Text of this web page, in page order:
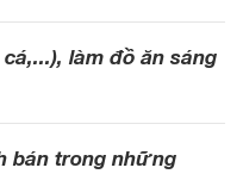
làm đồ ăn sáng
bán trong những